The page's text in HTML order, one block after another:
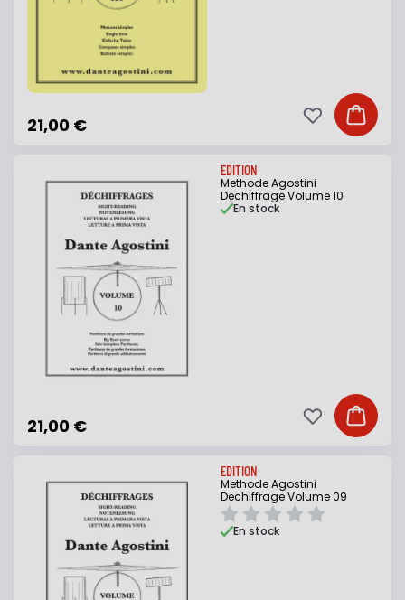
21,00 € Ajouter
Ajouter à ma
EDITION
Methode Agostini
Dechiffrage Volume 10
21,00 €
En stock
Ajouter
Ajouter à ma
EDITION
Methode Agostini
Dechiffrage Volume 09
En stock